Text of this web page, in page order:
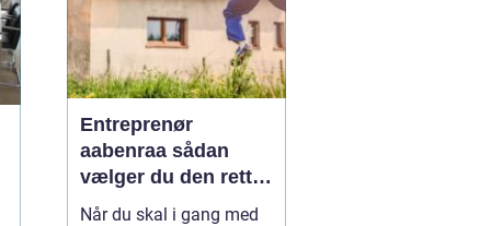
Entreprenør
aabenraa sådan
vælger du den rette
til dit projekt
Når du skal i gang med